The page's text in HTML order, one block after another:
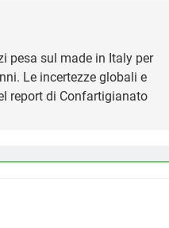
pesa sul made in Italy per
Le incertezze globali e
report di Confartigianato